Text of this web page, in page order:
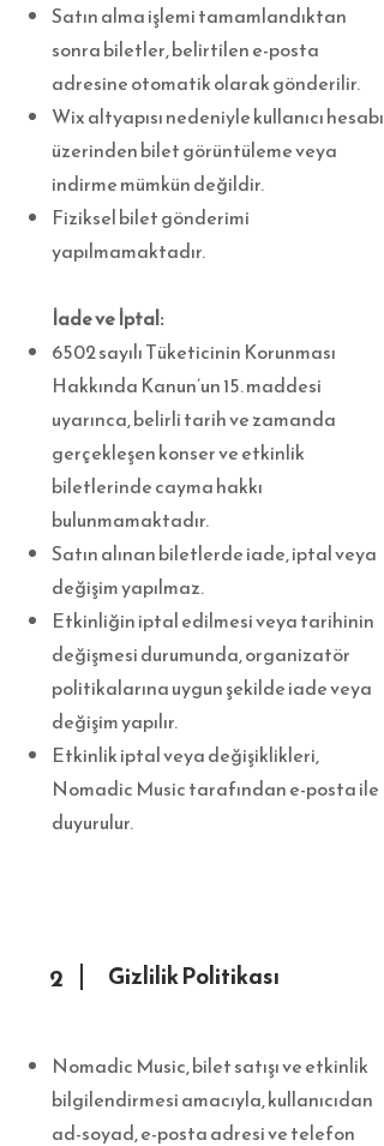
Satın alma işlemi tamamlandıktan
sonra biletler, belirtilen e-posta
adresine otomatik olarak gönderilir.
Wix altyapısı nedeniyle kullanıcı hesabı
üzerinden bilet görüntüleme veya
indirme mümkün değildir.
Fiziksel bilet gönderimi
yapılmamaktadır.
İade ve İptal:
6502 sayılı Tüketicinin Korunması
Hakkında Kanun’un 15. maddesi
uyarınca, belirli tarih ve zamanda
gerçekleşen konser ve etkinlik
biletlerinde cayma hakkı
bulunmamaktadır.
Satın alınan biletlerde iade, iptal veya
değişim yapılmaz.
Etkinliğin iptal edilmesi veya tarihinin
değişmesi durumunda, organizatör
politikalarına uygun şekilde iade veya
değişim yapılır.
Etkinlik iptal veya değişiklikleri,
Nomadic Music tarafından e-posta ile
duyurulur.
2 Gizlilik Politikası
Nomadic Music, bilet satışı ve etkinlik
bilgilendirmesi amacıyla, kullanıcıdan
ad-soyad, e-posta adresi ve telefon